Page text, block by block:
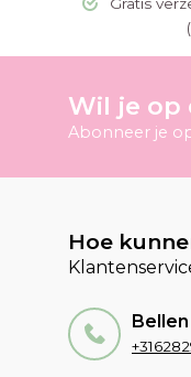
Wil je op
Abonneer je
Hoe
Bellen